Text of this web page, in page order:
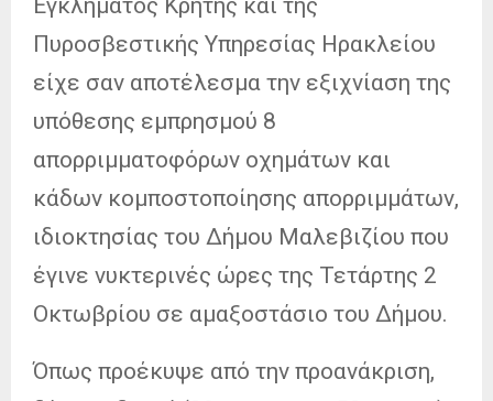
Πυροσβεστικής Υπηρεσίας Ηρακλείου
είχε σαν αποτέλεσμα την εξιχνίαση της
υπόθεσης εμπρησμού 8
απορριμματοφόρων οχημάτων και
κάδων κομποστοποίησης απορριμμάτων,
ιδιοκτησίας του Δήμου Μαλεβιζίου που
έγινε νυκτερινές ώρες της Τετάρτης 2
Οκτωβρίου σε αμαξοστάσιο του Δήμου.
Όπως προέκυψε από την προανάκριση,